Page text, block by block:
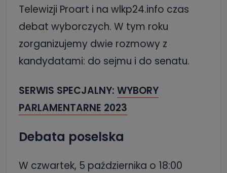
Telewizji Proart i na wlkp24.info czas
debat wyborczych. W tym roku
zorganizujemy dwie rozmowy z
kandydatami: do sejmu i do senatu.
SERWIS SPECJALNY: WYBORY
PARLAMENTARNE 2023
Debata poselska
W czwartek, 5 października o 18:00